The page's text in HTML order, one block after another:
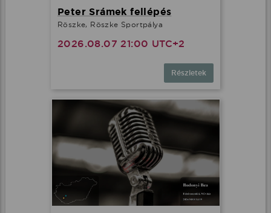
Peter Srámek fellépés
Röszke, Röszke Sportpálya
2026.08.07 21:00 UTC+2
Részletek